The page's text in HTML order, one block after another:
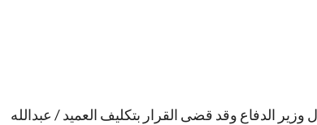
2015م قرار القائم بأعمال وزير الدفاع وقد قضى القرار بتكليف العميد / عبدالله